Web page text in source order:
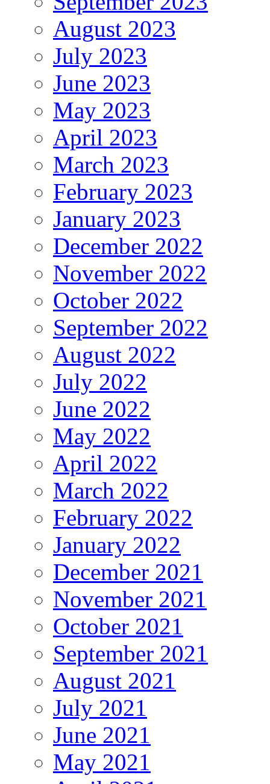
August 2023
July 2023
June 2023
May 2023
April 2023
March 2023
February 2023
January 2023
December 2022
November 2022
October 2022
September 2022
August 2022
July 2022
June 2022
May 2022
April 2022
March 2022
February 2022
January 2022
December 2021
November 2021
October 2021
September 2021
August 2021
July 2021
June 2021
May 2021